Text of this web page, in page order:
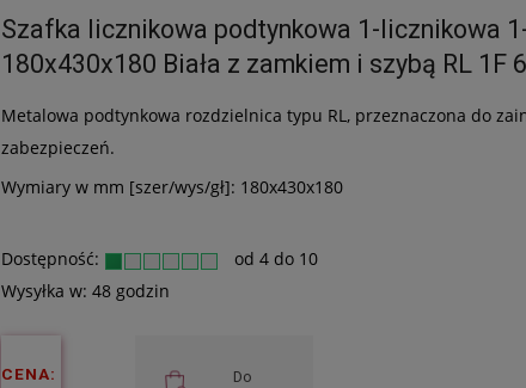
221,14 zł
Szafka licznikowa podtynkowa 1-licznikowa
180x430x180 Biała z zamkiem i szybą RL 1F
Metalowa podtynkowa rozdzielnica typu RL, przeznaczona do
zabezpieczeń.
Wymiary w mm [szer/wys/gł]: 180x430x180
Dostępność:
od 4 do 10
Wysyłka w: 48 godzin
CENA:
Do